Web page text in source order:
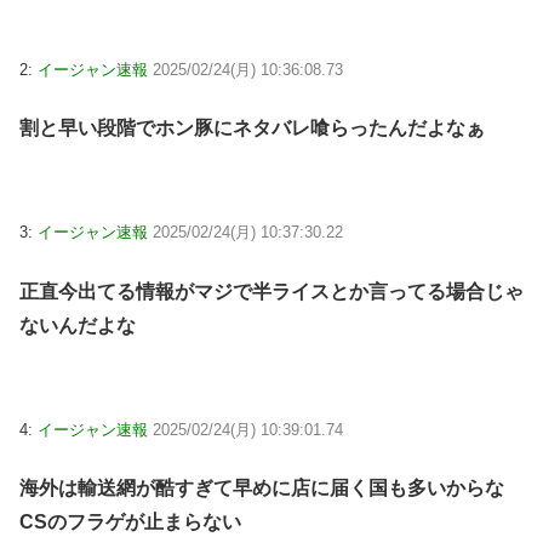
2: イージャン速報 2025/02/24(月) 10:36:08.73
割と早い段階でホン豚にネタバレ喰らったんだよなぁ
3: イージャン速報 2025/02/24(月) 10:37:30.22
正直今出てる情報がマジで半ライスとか言ってる場合じゃ
ないんだよな
4: イージャン速報 2025/02/24(月) 10:39:01.74
海外は輸送網が酷すぎて早めに店に届く国も多いからな
CSのフラゲが止まらない